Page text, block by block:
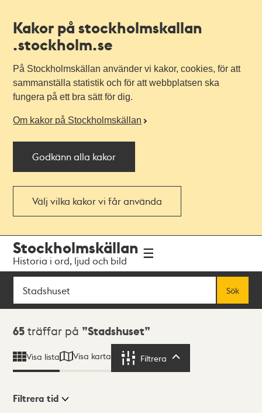
Kakor på stockholmskallan
.stockholm.se
På Stockholmskällan använder vi kakor, cookies, för att
sammanställa statistik och för att webbplatsen ska
fungera på ett bra sätt för dig.
Om kakor på Stockholmskällan
Godkänn alla kakor
Välj vilka kakor vi får använda
navigationen
huvudinnehållet
Stockholmskällan
Historia i ord, ljud och bild
Sök
Sök
Sökresultat
65 träffar på Stadshuset
Visa lista Visa karta Filtrera
Filtrera tid